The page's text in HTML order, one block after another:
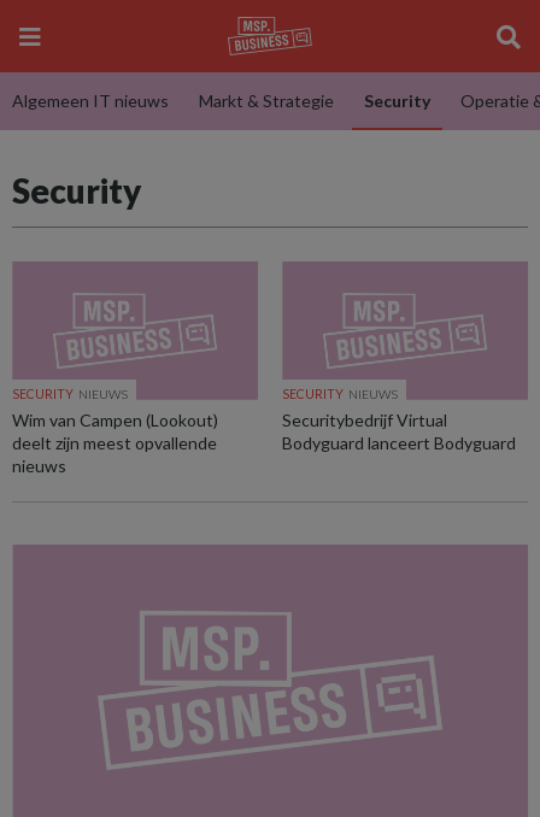
Algemeen IT nieuws Markt & Strategie Security Operatie
Security
SECURITY NIEUWS
Wim van Campen (Lookout)
deelt zijn meest opvallende
nieuws
SECURITY NIEUWS
Securitybedrijf Virtual
Bodyguard lanceert Bodyguard